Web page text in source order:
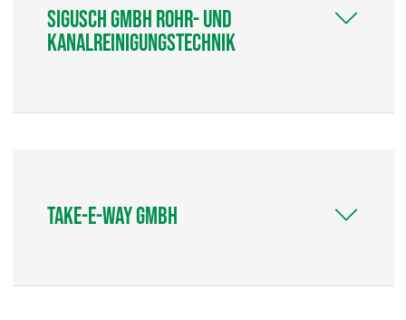
Sigusch GmbH Rohr- und
Kanalreinigungstechnik
take-e-way GmbH